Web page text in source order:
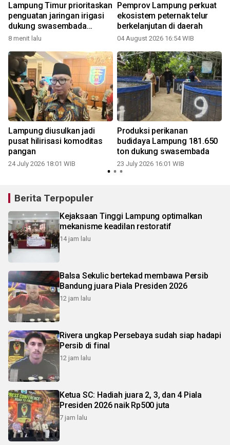
Lampung Timur prioritaskan
penguatan jaringan irigasi
dukung swasembada
pangan
8 menit lalu
Pemprov Lampung perkuat
ekosistem peternak telur
berkelanjutan di daerah
04 August 2026 16:54 WIB
Lampung diusulkan jadi
pusat hilirisasi komoditas
pangan
24 July 2026 18:01 WIB
Produksi perikanan
budidaya Lampung 181.650
ton dukung swasembada
23 July 2026 16:01 WIB
Berita Terpopuler
Kejaksaan Tinggi Lampung optimalkan
mekanisme keadilan restoratif
14 jam lalu
Balsa Sekulic bertekad membawa Persib
Bandung juara Piala Presiden 2026
12 jam lalu
Rivera ungkap Persebaya sudah siap hadapi
Persib di final
12 jam lalu
Ketua SC: Hadiah juara 2, 3, dan 4 Piala
Presiden 2026 naik Rp500 juta
7 jam lalu